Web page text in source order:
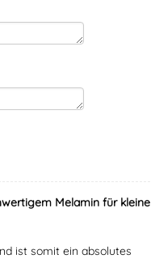
Melamin für kleine
ist somit ein absolutes